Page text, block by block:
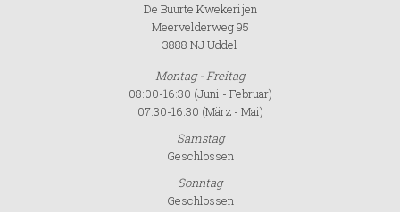
De Buurte Kwekerijen
Meervelderweg 95
3888 NJ Uddel
Montag - Freitag
08:00-16:30 (Juni - Februar)
07:30-16:30 (März - Mai)
Samstag
Geschlossen
Sonntag
Geschlossen